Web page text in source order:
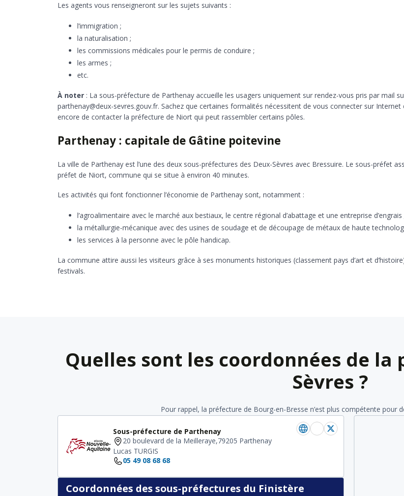
Les agents vous renseigneront sur les sujets suivants :
l’immigration ;
la naturalisation ;
les commissions médicales pour le permis de conduire ;
les armes ;
etc.
À noter : La sous-préfecture de Parthenay accueille les usagers uniquement sur rendez-vous pris par mail
parthenay@deux-sevres.gouv.fr. Sachez que certaines formalités nécessitent de vous connecter sur Internet
encore de contacter la préfecture de Niort qui peut rassembler certains pôles.
Parthenay : capitale de Gâtine poitevine
La ville de Parthenay est l’une des deux sous-préfectures des Deux-Sèvres avec Bressuire. Le sous-préfet
préfet de Niort, commune qui se situe à environ 40 minutes.
Les activités qui font fonctionner l’économie de Parthenay sont, notamment :
l’agroalimentaire avec le marché aux bestiaux, le centre régional d’abattage et une entreprise d’engrais
la métallurgie-mécanique avec des usines de soudage et de découpage de métaux de haute
les services à la personne avec le pôle handicap.
La commune attire aussi les visiteurs grâce à ses monuments historiques (classement pays d’art et
festivals.
Quelles sont les coordonnées de
Sèvres ?
Pour rappel, la préfecture de Bourg-en-Bresse n’est plus compétente pour
Sous-préfecture de Parthenay
20 boulevard de la Meilleraye,79205 Parthenay
Lucas TURGIS
05 49 08 68 68
Coordonnées des sous-préfectures du Finistère